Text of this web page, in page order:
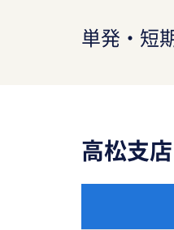
単発・短
高松支